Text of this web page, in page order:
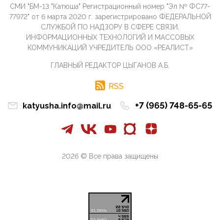
09:40, 10 Апреля 2026
Честно говоря, ситуация с продвижением через
российские крупнейшие СМИ персоны Эррола
Маска (отца Ил...
Те, кто стоят за массовым завозом в Россию
Благодаря знакомым, стали известны подробности
захватил "малое небо" на украинском ТВД.
В Национальной системе платежных карт (НСПК)
заботливо уточниили, что ИНН при переводах по
СМИ "БМ-13 "Катюша" Регистрационный номер "Эл № ФС77-
77972" от 6 марта 2020 г. зарегистрировано ФЕДЕРАЛЬНОЙ
СЛУЖБОЙ ПО НАДЗОРУ В СФЕРЕ СВЯЗИ,
ИНФОРМАЦИОННЫХ ТЕХНОЛОГИЙ И МАССОВЫХ
КОММУНИКАЦИЙ УЧРЕДИТЕЛЬ ООО «РЕАЛИСТ»
ГЛАВНЫЙ РЕДАКТОР ЦЫГАНОВ А.Б.
RSS
katyusha.info@mail.ru +7 (965) 748-65-65
2026 © Все права защищены